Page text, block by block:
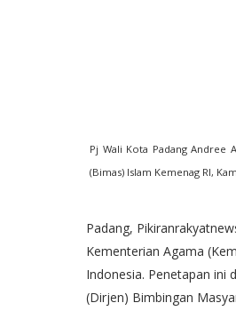
Pj Wali Kota Padang Andree
(Bimas) Islam Kemenag RI,
Padang,
Kementerian Agama
Indonesia. Penetapan ini
(Dirjen) Bimbingan